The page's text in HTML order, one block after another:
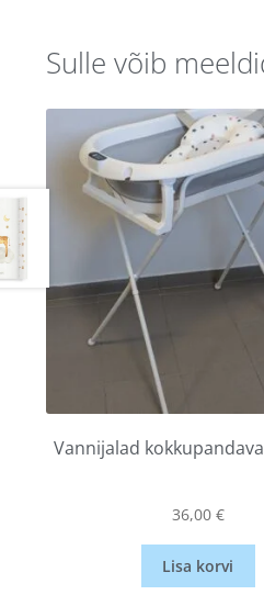
Sulle võib
Vannijalad
36,00 €
Lisa korvi